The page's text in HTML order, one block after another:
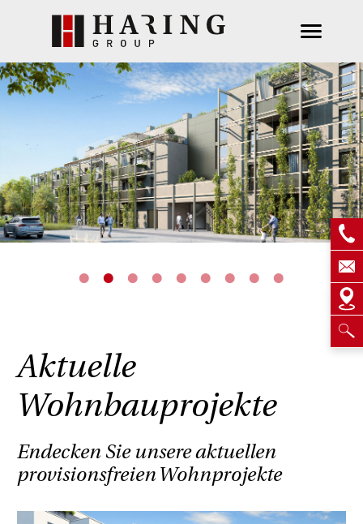
Aktuelle
Wohnbauprojekte
Endecken Sie unsere aktuellen
provisionsfreien Wohnprojekte